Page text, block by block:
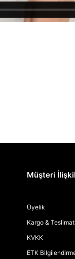
Müşteri
Üyelik
Kargo & Teslimat
KVKK
ETK